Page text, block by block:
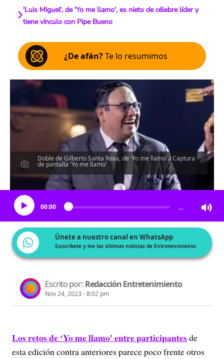
'Luis Miguel', de 'Yo me llamo', es nieto de célebre líder y
tiene vínculo con Pipe Bueno
¿De afán?Te lo resumimos
Doble de Gilberto Santa Rosa, de 'Yo me llamo'./ Captura
de pantalla 'Yo me llamo'
Escucha el artículo
00:00 …
Únete a nuestro canal en WhatsApp
Suscríbete y lee las últimas noticias de Entretenimiento
Escrito por: Redacción Entretenimiento
Nov 24, 2023 - 8:02 pm
Los retos de ‘Yo me llamo’ entre participantesde
esta edición contra anteriores parece poco frente otros